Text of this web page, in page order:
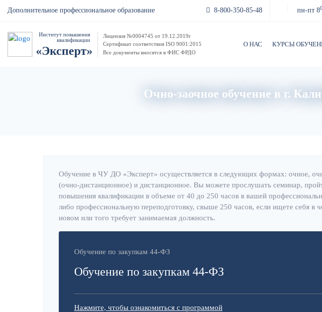
Дополнительное профессиональное образование 8-800-350-85-48 пн-пт 8
Институт повышения
квалификации
«Эксперт»
Лицензия №0004745 от 19.12.2019г
Сертификат соответствия ISO 9001:2015
Все документы вносятся в ФИС ФРДО
О НАС КУРСЫ
Очно-заочное обучение в г.
Обучение в ЧУ ДО «Эксперт» осуществляется в следующих формах: очное,
(очно-дистанционное) и дистанционное. Вы можете прослушать семинар,
повышения квалификации в объеме от 40 до 250 часов в вашей
либо профессиональную переподготовку, свыше 250 часов, если ищете себя в
новом или того требует занимаемая должность.
Обучение по закупкам 44-ФЗ
Обучение по закупкам 44-ФЗ
Нажмите, чтобы ознакомиться с программой